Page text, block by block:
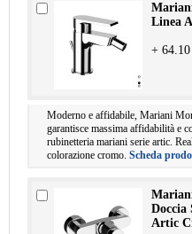
Linea
+
Moderno e affidabile, Mariani
garantisce massima affidabilità e
rubinetteria mariani serie artic.
colorazione cromo. Scheda
Doccia
Artic